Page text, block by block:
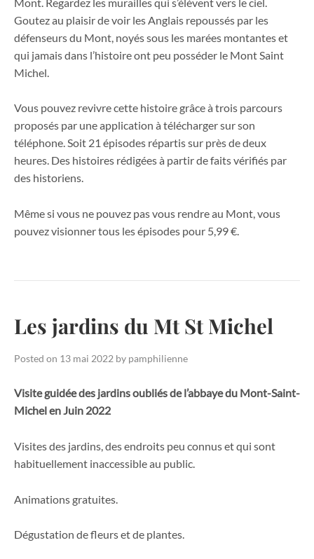
Goutez au plaisir de voir les Anglais repoussés par les
défenseurs du Mont, noyés sous les marées montantes et
qui jamais dans l’histoire ont peu posséder le Mont Saint
Michel.
Vous pouvez revivre cette histoire grâce à trois parcours
proposés par une application à télécharger sur son
téléphone. Soit 21 épisodes répartis sur près de deux
heures. Des histoires rédigées à partir de faits vérifiés par
des historiens.
Même si vous ne pouvez pas vous rendre au Mont, vous
pouvez visionner tous les épisodes pour 5,99 €.
Les jardins du Mt St Michel
Posted on 13 mai 2022 by pamphilienne
Visite guidée des jardins oubliés de l’abbaye du Mont-Saint-
Michelen Juin 2022
Visites des jardins, des endroits peu connus et qui sont
habituellement inaccessible au public.
Animations gratuites.
Dégustation de fleurs et de plantes.